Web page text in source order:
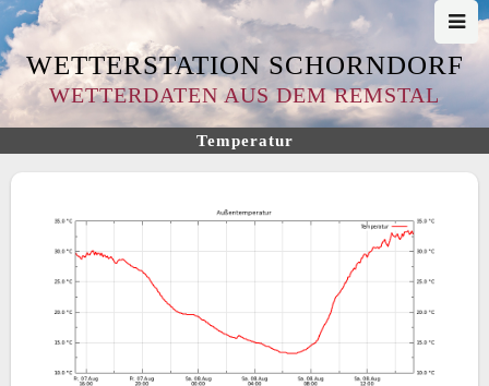
WETTERSTATION SCHORNDORF
WETTERDATEN AUS DEM REMSTAL
Temperatur